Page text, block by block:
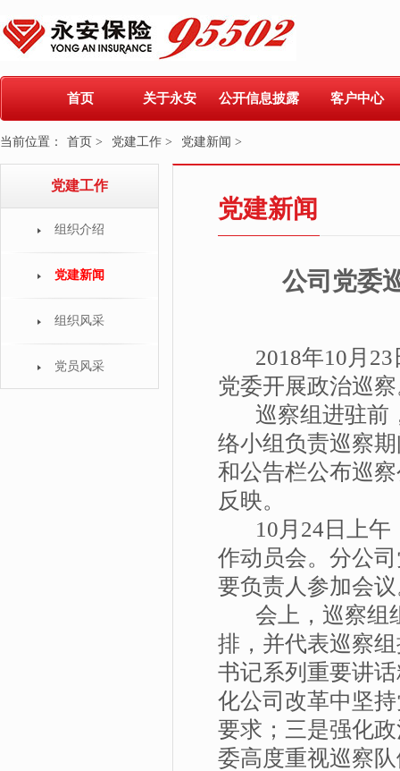
首页 关于永安 公开信息披露 客户中心
当前位置： 首页 > 党建工作 > 党建新闻 >
党建工作
组织介绍
党建新闻
组织风采
党员风采
党建新闻
公司党委
2018年10月23
党委开展政治巡
巡察组进驻前
络小组负责巡察
和公告栏公布巡
反映。
10月24日上午
作动员会。分公
要负责人参加会
会上，巡察组
排，并代表巡察
书记系列重要讲
化公司改革中坚
要求；三是强化
委高度重视巡察